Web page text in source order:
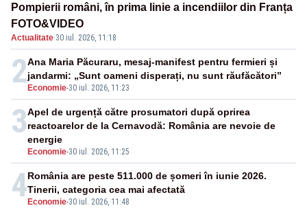
Pompierii români, în prima linie a incendiilor din Franța
FOTO&VIDEO
Actualitate·30 iul. 2026, 11:18
2 Economie-30 iul. 2026, 11:23
Ana Maria Păcuraru, mesaj-manifest pentru fermieri și
jandarmi: „Sunt oameni disperați, nu sunt răufăcători”
3
Economie-30 iul. 2026, 11:25
Apel de urgență către prosumatori după oprirea
reactoarelor de la Cernavodă: România are nevoie de
energie
4 Economie-30 iul. 2026, 11:48
România are peste 511.000 de șomeri în iunie 2026.
Tinerii, categoria cea mai afectată